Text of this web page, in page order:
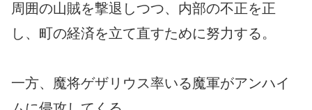
周囲の山賊を撃退しつつ、内部の不正を正
し、町の経済を立て直すために努力する。
一方、魔将ゲザリウス率いる魔軍がアンハイ